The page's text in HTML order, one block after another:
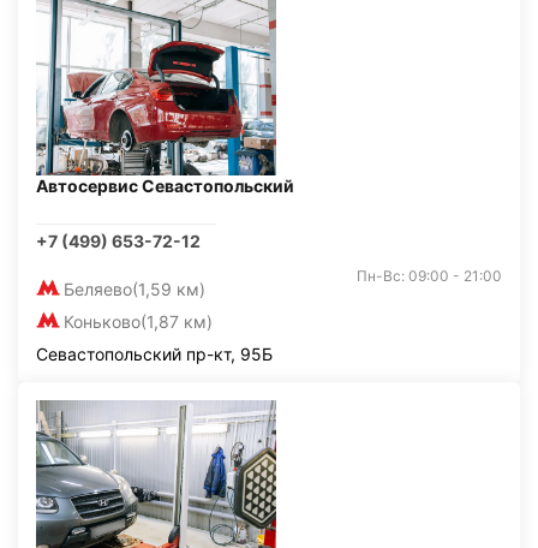
Автосервис Севастопольский
+7 (499) 653-72-12
Беляево(1,59 км)
Коньково(1,87 км)
Пн-Вс: 09:00 - 21:00
Севастопольский пр-кт, 95Б